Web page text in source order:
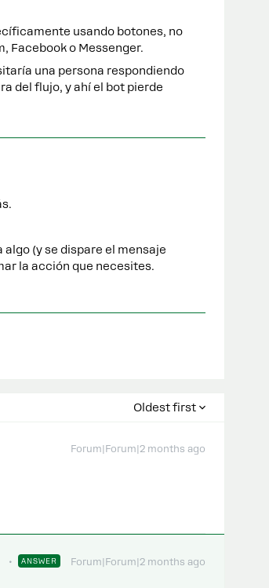
usando botones, no
Facebook o Messenger.
una persona respondiendo
del flujo, y ahí el bot pierde
(y se dispare el mensaje
la acción que necesites.
Oldest first
Forum|Forum|2 months ago
ANSWER Forum|Forum|2 months ago